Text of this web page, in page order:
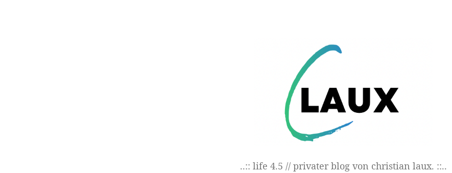
..:: life 4.5 // privater blog von christian laux. ::..